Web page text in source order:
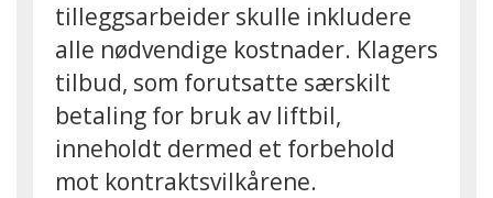
tilleggsarbeider skulle inkludere
alle nødvendige kostnader. Klagers
tilbud, som forutsatte særskilt
betaling for bruk av liftbil,
inneholdt dermed et forbehold
mot kontraktsvilkårene.